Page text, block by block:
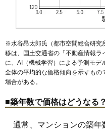
※水谷昂太郎氏（都市空間総合研究
移は、国土交通省の「不動産情報ラ
に、AI（機械学習）による予測モ
全体の平均的な価格傾向を示すも
場合がある。
■築年数で価格はどうなる？
通常、マンションの築年